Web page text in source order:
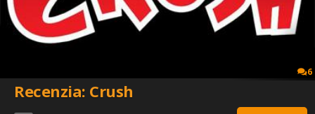
6
Recenzia: Crush